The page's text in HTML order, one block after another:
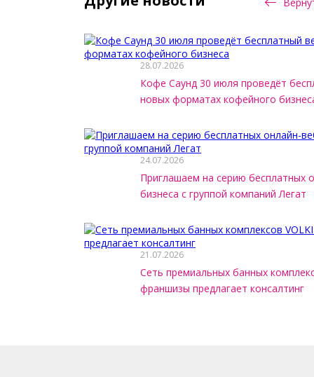
28.07.2026
Кофе Саунд 30 июля проведёт
новых форматах кофейного
24.07.2026
Приглашаем на серию бесплатных
бизнеса с группой компаний Легат
21.07.2026
Сеть премиальных банных
франшизы предлагает консалтинг